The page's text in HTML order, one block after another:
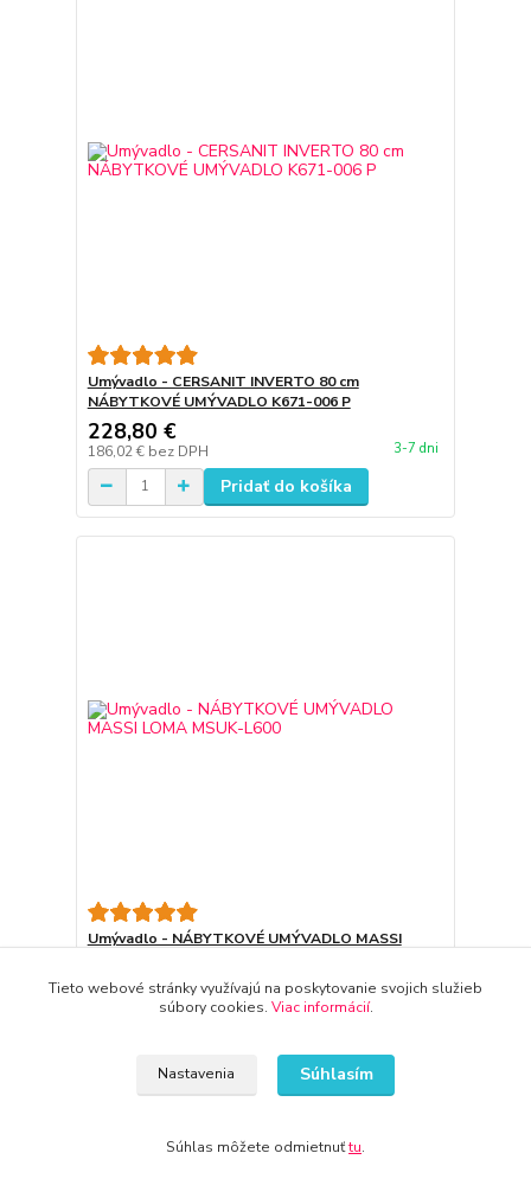
Umývadlo - CERSANIT INVERTO 80 cm
NÁBYTKOVÉ UMÝVADLO K671-006 P
228,80 €
186,02 € bez DPH 3-7 dni
Pridať do košíka
Umývadlo - NÁBYTKOVÉ UMÝVADLO MASSI
212,54 €
bez DPH
Tieto webové stránky využívajú na poskytovanie svojich služieb
súbory cookies. Viac informácií.
Nastavenia Súhlasím
Súhlas môžete odmietnuťtu.